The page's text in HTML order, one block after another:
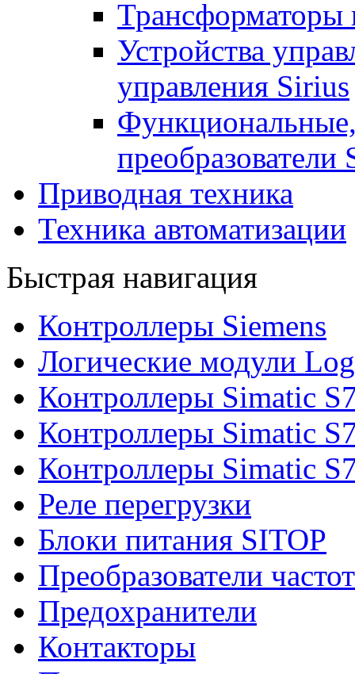
Трансформаторы
Устройства
управления Sirius
преобразователи
Приводная техника
Техника автоматизации
Быстрая навигация
Контроллеры Siemens
Логические модули
Контроллеры Simatic
Контроллеры Simatic
Контроллеры Simatic
Реле перегрузки
Блоки питания SITOP
Преобразователи
Предохранители
Контакторы